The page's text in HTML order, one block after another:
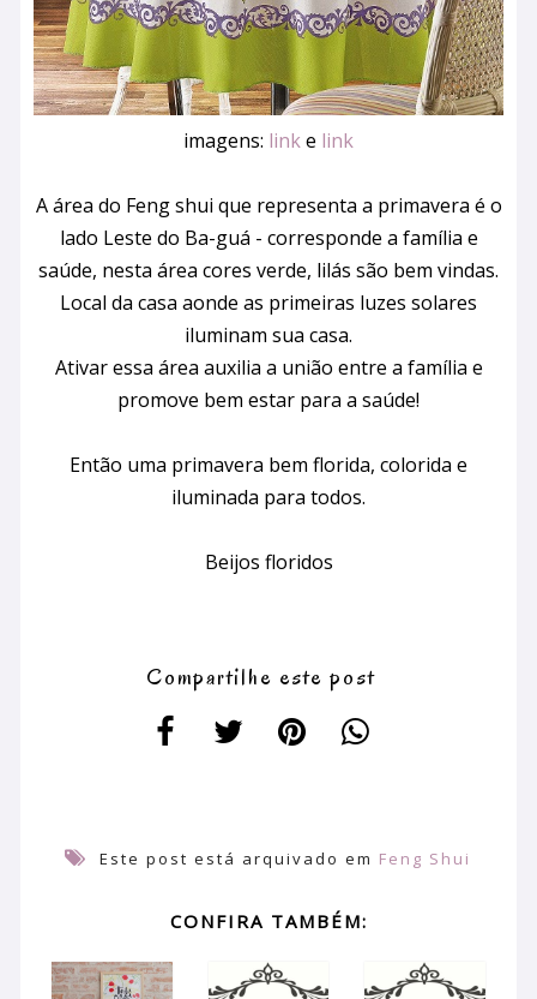
imagens: linke link
A área do Feng shui que representa a primavera é o
lado Leste do Ba-guá - corresponde a família e
saúde, nesta área cores verde, lilás são bem vindas.
Local da casa aonde as primeiras luzes solares
iluminam sua casa.
Ativar essa área auxilia a união entre a família e
promove bem estar para a saúde!
Então uma primavera bem florida, colorida e
iluminada para todos.
Beijos floridos
Compartilhe este post
Este post está arquivado em Feng Shui
CONFIRA TAMBÉM: